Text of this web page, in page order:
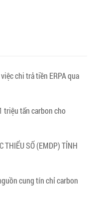
chi trả tiền ERPA qua
triệu tấn carbon cho
THIỂU SỐ (EMDP) TỈNH
cung tín chỉ carbon